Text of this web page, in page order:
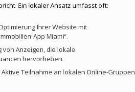
Ein lokaler Ansatz umfasst oft:
Ihrer Website mit
App Miami“.
von Anzeigen, die lokale
hervorheben.
Aktive Teilnahme an lokalen Online-Gruppen